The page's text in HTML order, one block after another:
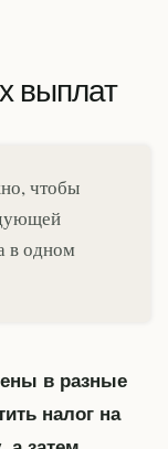
выплат
чтобы
в одном
в разные
налог на